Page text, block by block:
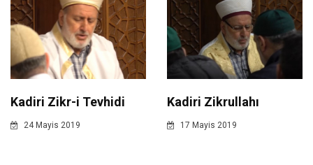
Kadiri Zikr-i Tevhidi
24 Mayis 2019
Kadiri Zikrullahı
17 Mayis 2019